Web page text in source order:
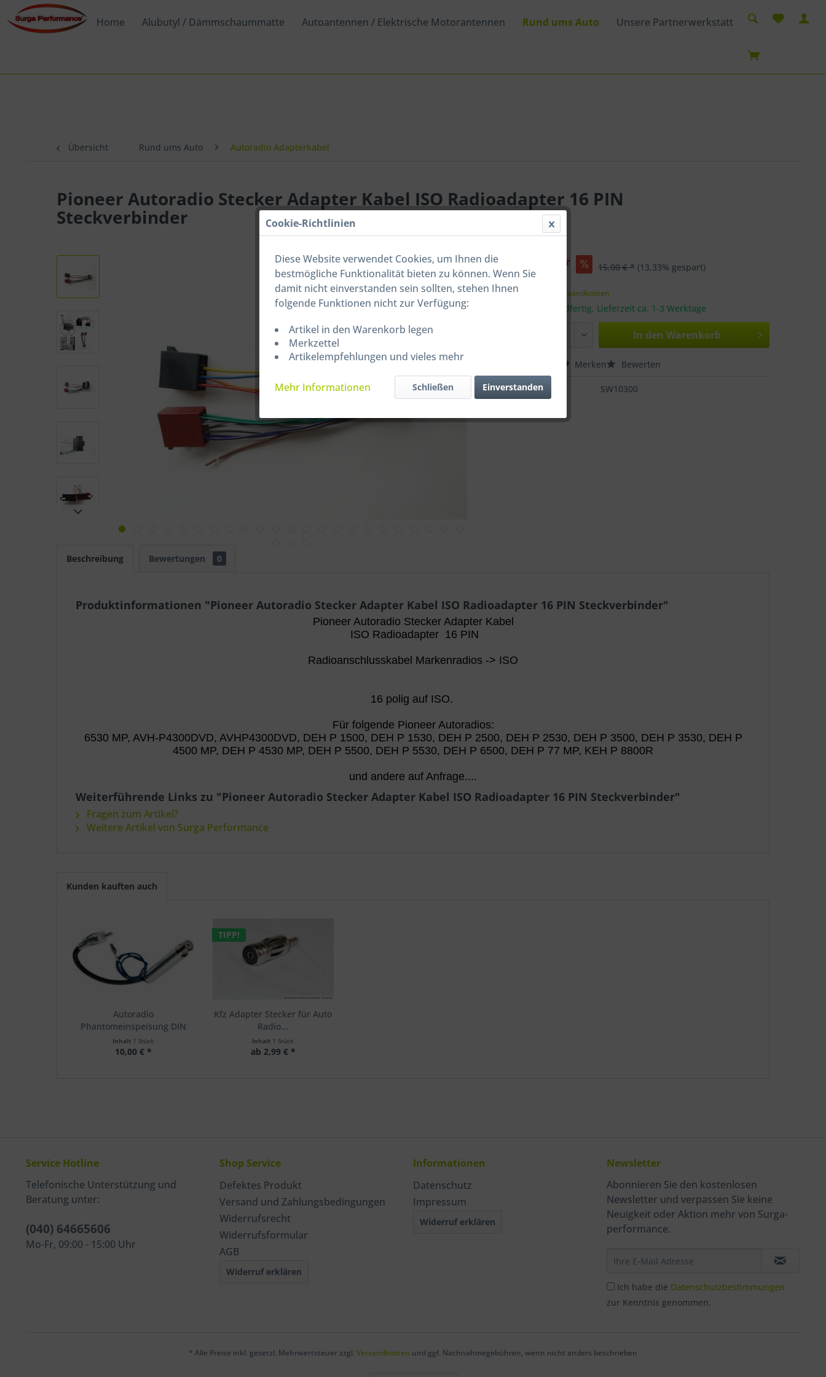
Home Alubutyl / Dämmschaummatte Autoantennen / Elektrische Motorantennen Rund ums Auto Unsere Partnerwerkstatt
Suchen
Übersicht Rund ums Auto Autoradio Adapterkabel
Pioneer Autoradio Stecker Adapter Kabel ISO Radioadapter 16 PIN
Steckverbinder
13,00 € *
15,00 € * (13,33% gespart)
Inhalt:1 Stück
inkl. MwSt.
zzgl. Versandkosten
Sofort versandfertig, Lieferzeit ca. 1-3 Werktage
In den Warenkorb
Merken Bewerten
Artikel-Nr.: SW10300
Beschreibung Bewertungen 0
Produktinformationen "Pioneer Autoradio Stecker Adapter Kabel ISO Radioadapter 16 PIN Steckverbinder"
Pioneer Autoradio Stecker Adapter Kabel
ISO Radioadapter 16 PIN
Radioanschlusskabel Markenradios -> ISO
16 polig auf ISO.
Für folgende Pioneer Autoradios:
6530 MP, AVH-P4300DVD, AVHP4300DVD, DEH P 1500, DEH P 1530, DEH P 2500, DEH P 2530, DEH P 3500, DEH P 3530, DEH P
4500 MP, DEH P 4530 MP, DEH P 5500, DEH P 5530, DEH P 6500, DEH P 77 MP, KEH P 8800R
und andere auf Anfrage....
Weiterführende Links zu "Pioneer Autoradio Stecker Adapter Kabel ISO Radioadapter 16 PIN Steckverbinder"
Fragen zum Artikel?
Weitere Artikel von Surga Performance
Kunden kauften auch
Autoradio
Phantomeinspeisung DIN
12V Verstärker
Inhalt 1 Stück
10,00 € *
TIPP!
Kfz Adapter Stecker für Auto
Radio...
Inhalt 1 Stück
ab 2,99 € *
Service Hotline
Telefonische Unterstützung und
Beratung unter:
(040) 64665606
Mo-Fr, 09:00 - 15:00 Uhr
Shop Service
Defektes Produkt
Versand und Zahlungsbedingungen
Widerrufsrecht
Widerrufsformular
AGB
Widerruf erklären
Informationen
Datenschutz
Impressum
Widerruf erklären
Newsletter
Abonnieren Sie den kostenlosen
Newsletter und verpassen Sie keine
Neuigkeit oder Aktion mehr von Surga-
performance.
Ich habe die Datenschutzbestimmungen
zur Kenntnis genommen.
* Alle Preise inkl. gesetzl. Mehrwertsteuer zzgl. Versandkosten und ggf. Nachnahmegebühren, wenn nicht anders beschrieben
Cookie-Richtlinien
Diese Website verwendet Cookies, um Ihnen die
bestmögliche Funktionalität bieten zu können. Wenn Sie
damit nicht einverstanden sein sollten, stehen Ihnen
folgende Funktionen nicht zur Verfügung:
Artikel in den Warenkorb legen
Merkzettel
Artikelempfehlungen und vieles mehr
Mehr Informationen Einverstanden
Schließen